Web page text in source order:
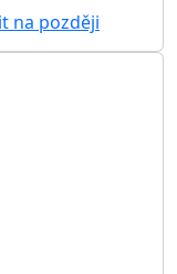
na později